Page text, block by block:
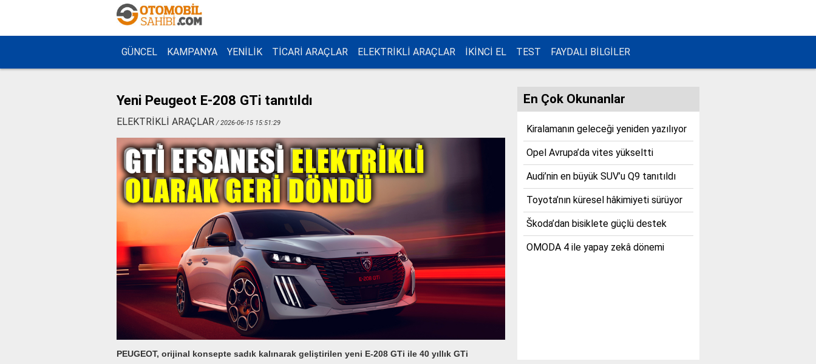
GÜNCEL KAMPANYA YENİLİK TİCARİ ARAÇLAR ELEKTRİKLİ ARAÇLAR İKİNCİ EL TEST FAYDALI BİLGİLER
Yeni Peugeot E-208 GTi tanıtıldı
ELEKTRİKLİ ARAÇLAR / 2026-06-15 15:51:29
PEUGEOT, orijinal konsepte sadık kalınarak geliştirilen yeni E-208 GTi ile 40 yıllık GTi
En Çok Okunanlar
Kiralamanın geleceği yeniden yazılıyor
Opel Avrupa’da vites yükseltti
Audi’nin en büyük SUV’u Q9 tanıtıldı
Toyota’nın küresel hâkimiyeti sürüyor
Škoda’dan bisiklete güçlü destek
OMODA 4 ile yapay zekâ dönemi